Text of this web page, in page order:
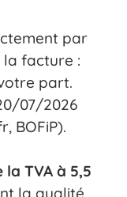
par
la facture :
part.
07/2026
BOFiP).
TVA à 5,5